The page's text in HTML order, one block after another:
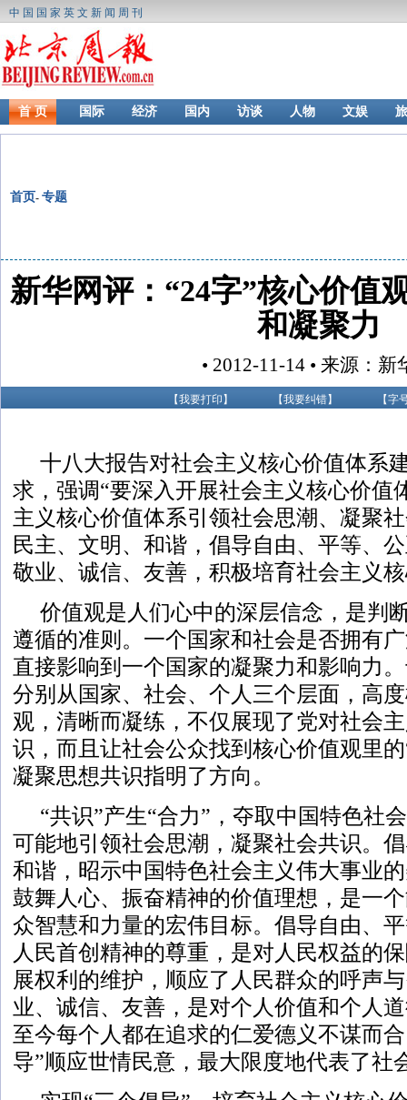
中国国家英文新闻周刊
首 页 国际 经济 国内 访谈 人物 文娱
首页- 专题
新华网评：“24字”核心价值
和凝聚力
• 2012-11-14 • 来源：新
【我要打印 】 【我要纠错】 【字
十八大报告对社会主义核心价值体系
求，强调“要深入开展社会主义核心价值
主义核心价值体系引领社会思潮、凝聚
民主、文明、和谐，倡导自由、平等、
敬业、诚信、友善，积极培育社会主义
价值观是人们心中的深层信念，是判
遵循的准则。一个国家和社会是否拥有
直接影响到一个国家的凝聚力和影响力
分别从国家、社会、个人三个层面，高
观，清晰而凝练，不仅展现了党对社会
识，而且让社会公众找到核心价值观里
凝聚思想共识指明了方向。
“共识”产生“合力”，夺取中国特色社
可能地引领社会思潮，凝聚社会共识。
和谐，昭示中国特色社会主义伟大事业
鼓舞人心、振奋精神的价值理想，是一
众智慧和力量的宏伟目标。倡导自由、
人民首创精神的尊重，是对人民权益的
展权利的维护，顺应了人民群众的呼声
业、诚信、友善，是对个人价值和个人
至今每个人都在追求的仁爱德义不谋而
导”顺应世情民意，最大限度地代表了社